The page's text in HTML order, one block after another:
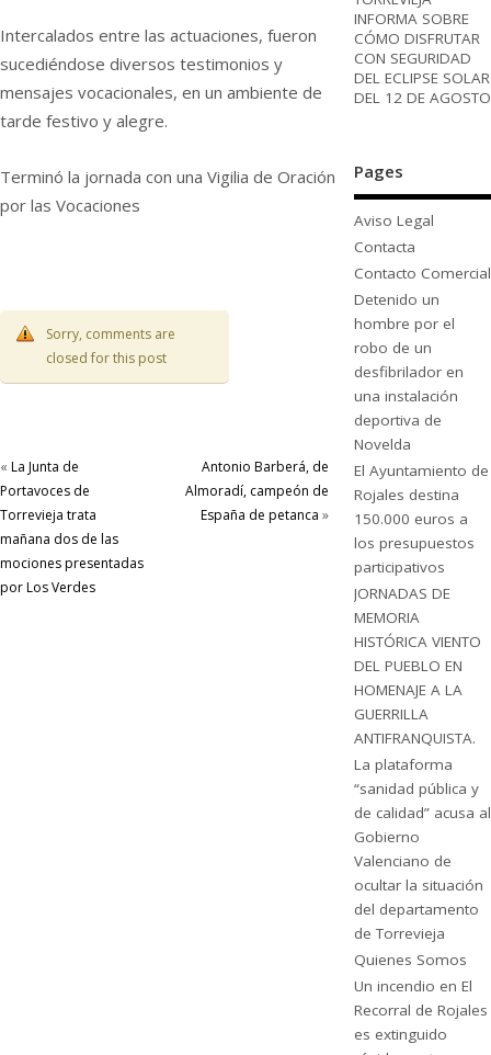
Intercalados entre las actuaciones, fueron
sucediéndose diversos testimonios y
mensajes vocacionales, en un ambiente de
tarde festivo y alegre.
Terminó la jornada con una Vigilia de Oración
por las Vocaciones
Sorry, comments are
closed for this post
« La Junta de
Portavoces de
Torrevieja trata
mañana dos de las
mociones presentadas
por Los Verdes
Antonio Barberá, de
Almoradí, campeón de
España de petanca »
INFORMA SOBRE
CÓMO DISFRUTAR
CON SEGURIDAD
DEL ECLIPSE SOLAR
DEL 12 DE AGOSTO
Pages
Aviso Legal
Contacta
Contacto Comercial
Detenido un
hombre por el
robo de un
desfibrilador en
una instalación
deportiva de
Novelda
El Ayuntamiento de
Rojales destina
150.000 euros a
los presupuestos
participativos
JORNADAS DE
MEMORIA
HISTÓRICA VIENTO
DEL PUEBLO EN
HOMENAJE A LA
GUERRILLA
ANTIFRANQUISTA.
La plataforma
“sanidad pública y
de calidad” acusa al
Gobierno
Valenciano de
ocultar la situación
del departamento
de Torrevieja
Quienes Somos
Un incendio en El
Recorral de Rojales
es extinguido